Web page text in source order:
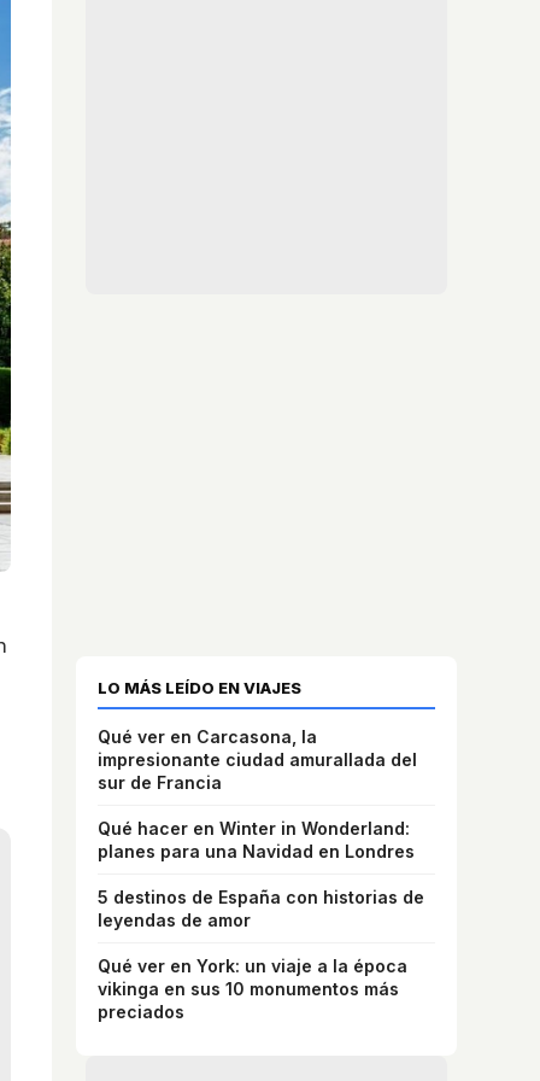
LO MÁS LEÍDO EN VIAJES
Qué ver en Carcasona, la
impresionante ciudad amurallada del
sur de Francia
Qué hacer en Winter in Wonderland:
planes para una Navidad en Londres
5 destinos de España con historias de
leyendas de amor
Qué ver en York: un viaje a la época
vikinga en sus 10 monumentos más
preciados